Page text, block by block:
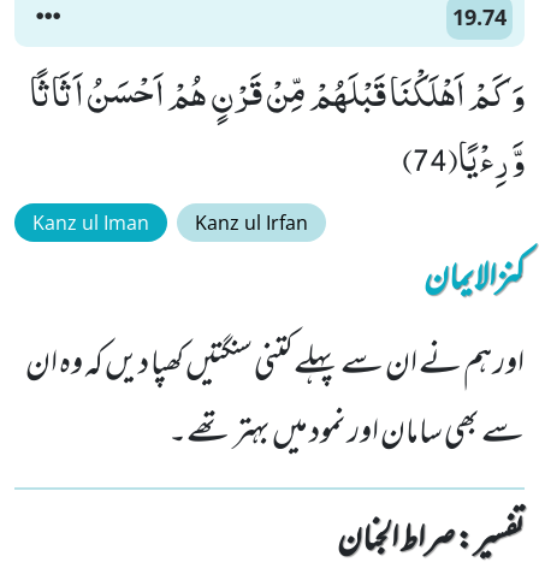
19.74
وَ كَمْ اَهْلَكْنَا قَبْلَهُمْ مِّنْ قَرْنٍ هُمْ اَحْسَنُ اَثَاثًا
وَّ رِءْیًا(74)
Kanz ul Iman Kanz ul Irfan
کنزالایمان
اور ہم نے ان سے پہلے کتنی سنگتیں کھپا دیں کہ وہ ان
سے بھی سامان اور نمود میں بہتر تھے۔
تفسیر : ‎صراط الجنان